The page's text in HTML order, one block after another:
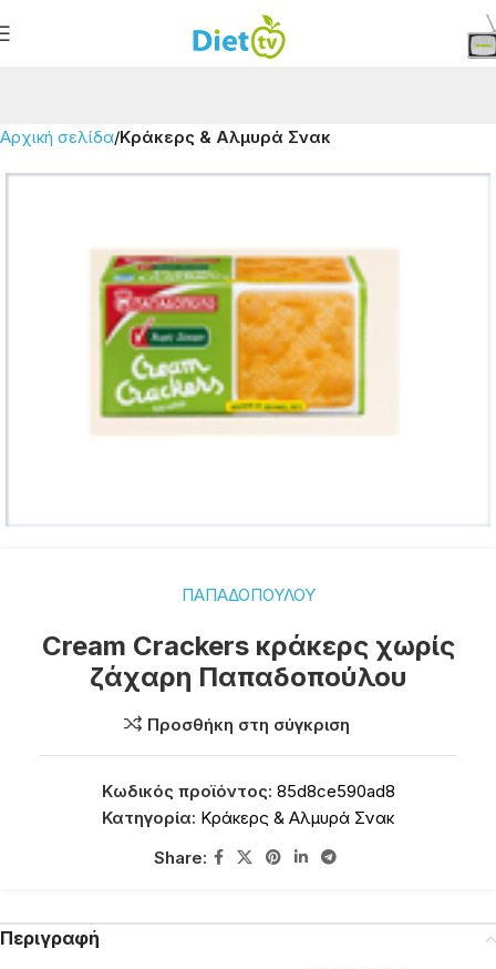
Αρχική σελίδα Κράκερς & Αλμυρά Σνακ
ΠΑΠΑΔΟΠΟΥΛΟΥ
Cream Crackers κράκερς χωρίς
ζάχαρη Παπαδοπούλου
Προσθήκη στη σύγκριση
Κωδικός προϊόντος: 85d8ce590ad8
Κατηγορία: Κράκερς & Αλμυρά Σνακ
Share:
Περιγραφή